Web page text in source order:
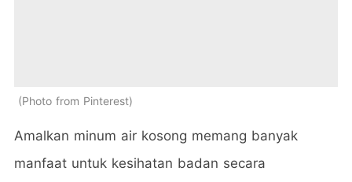
Photo from Pinterest
Amalkan minum air kosong memang banyak
manfaat untuk kesihatan badan secara